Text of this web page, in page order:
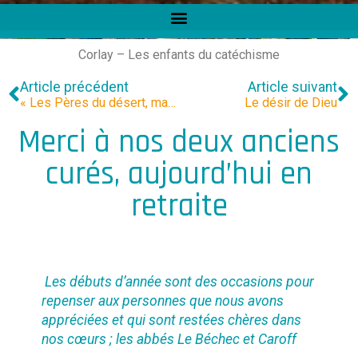
Corlay – Les enfants du catéchisme
Article précédent
« Les Pères du désert, maîtres de la vie intérieure »
Article suivant
Le désir de Dieu
Merci à nos deux anciens
curés, aujourd’hui en
retraite
Les débuts d’année sont des occasions pour
repenser aux personnes que nous avons
appréciées et qui sont restées chères dans
nos cœurs ; les abbés Le Béchec et Caroff